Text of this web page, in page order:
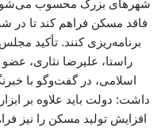
شهرهای بزرگ محسوب می‌شود
فاقد مسکن فراهم کند تا در
برنامه‌ریزی کنند. تأکید
راستا، علیرضا نثاری،
اسلامی، در گفت‌وگو با
داشت: دولت باید علاوه بر
افزایش تولید مسکن را نیز